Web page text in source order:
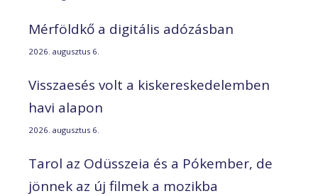
Mérföldkő a digitális adózásban
2026. augusztus 6.
Visszaesés volt a kiskereskedelemben
havi alapon
2026. augusztus 6.
Tarol az Odüsszeia és a Pókember, de
jönnek az új filmek a mozikba